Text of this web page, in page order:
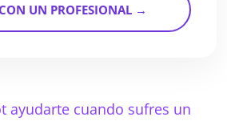
UN PROFESIONAL →
ayudarte cuando sufres un